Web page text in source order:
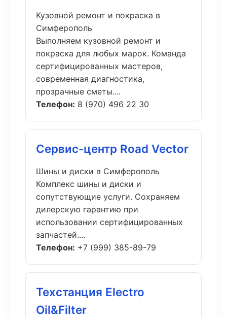
Кузовной ремонт и покраска в
Симферополь
Выполняем кузовной ремонт и
покраска для любых марок. Команда
сертифицированных мастеров,
современная диагностика,
прозрачные сметы....
Телефон: 8 (970) 496 22 30
Сервис-центр Road Vector
Шины и диски в Симферополь
Комплекс шины и диски и
сопутствующие услуги. Сохраняем
дилерскую гарантию при
использовании сертифицированных
запчастей....
Телефон: +7 (999) 385-89-79
Техстанция Electro
Oil&Filter